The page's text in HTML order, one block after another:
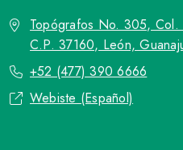
Topógrafos No. 305, Col.
C.P. 37160, León,
+52 (477) 390 6666
Webiste (Español)